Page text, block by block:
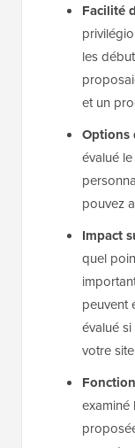
Facilité
les
et un
Options
évalué
pouvez
Impact
quel
peuvent
évalué
votre
examiné